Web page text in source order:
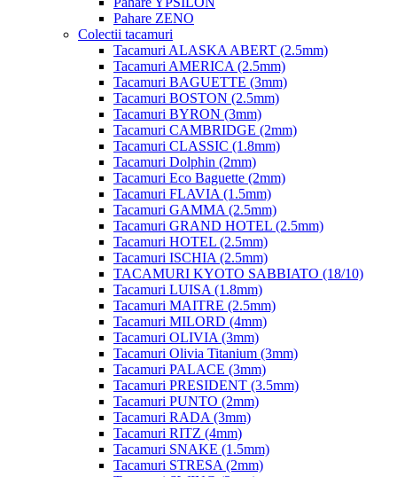
Pahare ZENO
Colectii tacamuri
Tacamuri ALASKA ABERT (2.5mm)
Tacamuri AMERICA (2.5mm)
Tacamuri BAGUETTE (3mm)
Tacamuri BOSTON (2.5mm)
Tacamuri BYRON (3mm)
Tacamuri CAMBRIDGE (2mm)
Tacamuri CLASSIC (1.8mm)
Tacamuri Dolphin (2mm)
Tacamuri Eco Baguette (2mm)
Tacamuri FLAVIA (1.5mm)
Tacamuri GAMMA (2.5mm)
Tacamuri GRAND HOTEL (2.5mm)
Tacamuri HOTEL (2.5mm)
Tacamuri ISCHIA (2.5mm)
TACAMURI KYOTO SABBIATO (18/10)
Tacamuri LUISA (1.8mm)
Tacamuri MAITRE (2.5mm)
Tacamuri MILORD (4mm)
Tacamuri OLIVIA (3mm)
Tacamuri Olivia Titanium (3mm)
Tacamuri PALACE (3mm)
Tacamuri PRESIDENT (3.5mm)
Tacamuri PUNTO (2mm)
Tacamuri RADA (3mm)
Tacamuri RITZ (4mm)
Tacamuri SNAKE (1.5mm)
Tacamuri STRESA (2mm)